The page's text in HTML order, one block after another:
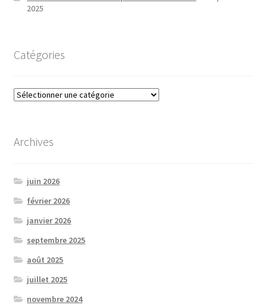
2025
Catégories
Catégories
Archives
juin 2026
février 2026
janvier 2026
septembre 2025
août 2025
juillet 2025
novembre 2024